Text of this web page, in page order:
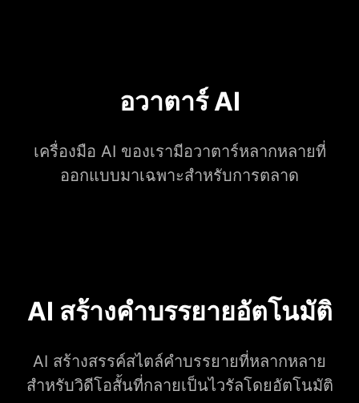
อวาตาร์ AI
เครื่องมือ AI ของเรามีอวาตาร์หลากหลายที่
ออกแบบมาเฉพาะสำหรับการตลาด
AI สร้างคำบรรยายอัตโนมัติ
AI สร้างสรรค์สไตล์คำบรรยายที่หลากหลาย
สำหรับวิดีโอสั้นที่กลายเป็นไวรัลโดยอัตโนมัติ